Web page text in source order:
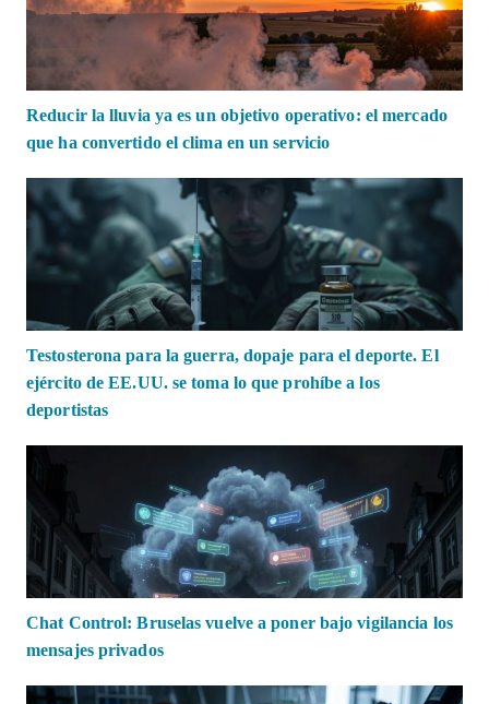
Reducir la lluvia ya es un objetivo operativo: el mercado
que ha convertido el clima en un servicio
Testosterona para la guerra, dopaje para el deporte. El
ejército de EE.UU. se toma lo que prohíbe a los
deportistas
Chat Control: Bruselas vuelve a poner bajo vigilancia los
mensajes privados